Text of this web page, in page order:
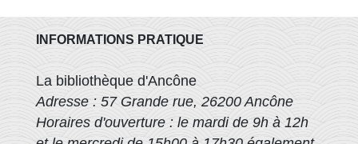
INFORMATIONS PRATIQUE
La bibliothèque d'Ancône
Adresse : 57 Grande rue, 26200 Ancône
Horaires d'ouverture : le mardi de 9h à 12h